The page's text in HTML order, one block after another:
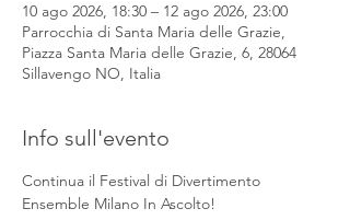
10 ago 2026, 18:30 – 12 ago 2026, 23:00
Parrocchia di Santa Maria delle Grazie,
Piazza Santa Maria delle Grazie, 6, 28064
Sillavengo NO, Italia
Info sull'evento
Continua il Festival di Divertimento
Ensemble Milano In Ascolto!